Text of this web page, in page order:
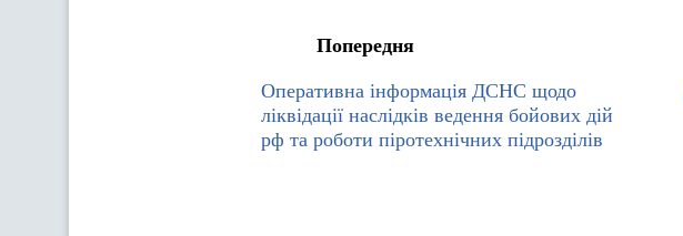
Попередня
Оперативна інформація ДСНС щодо
ліквідації наслідків ведення бойових дій
рф та роботи піротехнічних підрозділів